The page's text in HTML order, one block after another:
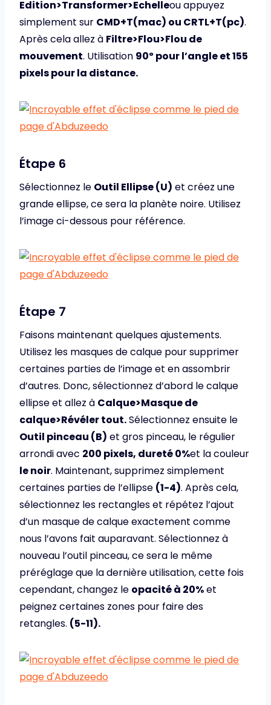
Edition>Transformer>Echelleou appuyez
simplement sur CMD+T(mac) ou CRTL+T(pc).
Après cela allez à Filtre>Flou>Flou de
mouvement. Utilisation 90º pour l’angle et 155
pixels pour la distance.
Étape 6
Sélectionnez le Outil Ellipse (U) et créez une
grande ellipse, ce sera la planète noire. Utilisez
l’image ci-dessous pour référence.
Étape 7
Faisons maintenant quelques ajustements.
Utilisez les masques de calque pour supprimer
certaines parties de l’image et en assombrir
d’autres. Donc, sélectionnez d’abord le calque
ellipse et allez à Calque>Masque de
calque>Révéler tout.Sélectionnez ensuite le
Outil pinceau (B) et gros pinceau, le régulier
arrondi avec 200 pixels, dureté 0%et la couleur
le noir. Maintenant, supprimez simplement
certaines parties de l’ellipse (1-4). Après cela,
sélectionnez les rectangles et répétez l’ajout
d’un masque de calque exactement comme
nous l’avons fait auparavant. Sélectionnez à
nouveau l’outil pinceau, ce sera le même
préréglage que la dernière utilisation, cette fois
cependant, changez le opacité à 20%et
peignez certaines zones pour faire des
retangles. (5-11).